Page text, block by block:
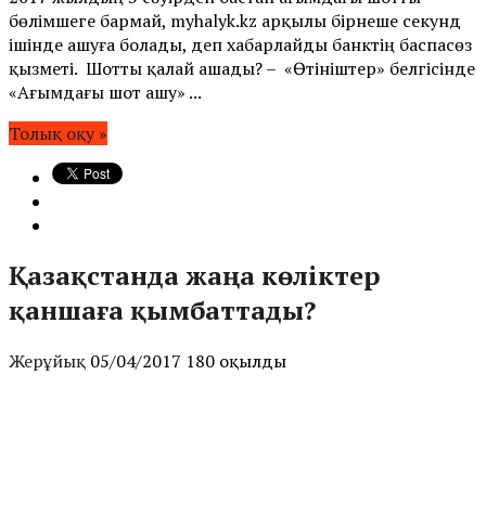
бөлімшеге бармай, myhalyk.kz арқылы бірнеше секунд
ішінде ашуға болады, деп хабарлайды банктің баспасөз
қызметі. Шотты қалай ашады? – «Өтініштер» белгісінде
«Ағымдағы шот ашу» ...
Толық оқу »
Қазақстанда жаңа көліктер
қаншаға қымбаттады?
Жерұйық 05/04/2017 180 оқылды